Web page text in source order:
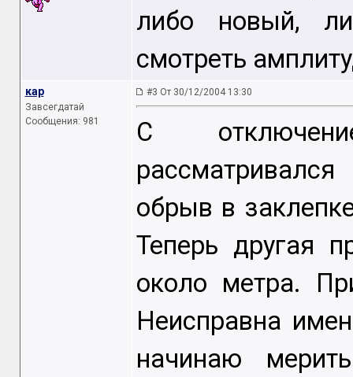
либо новый,
смотреть
кар
Завсегдатай
Сообщения: 981
#3 От 30/12/2004 13:30
С
обрыв в
Теперь другая
около метра.
Неисправна
начинаю